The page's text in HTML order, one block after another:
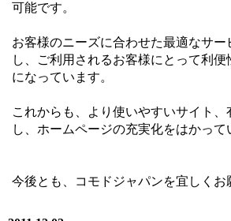
可能です。
お客様のニーズに合わせた最適なサー
し、ご利用されるお客様にとって利
になっています。
これからも、より使いやすいサイト
し、ホームページの充実化をはかって
今後とも、コモドジャパンを宜しくお